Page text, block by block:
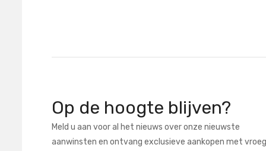
Op de hoogte blijven?
Meld u aan voor al het nieuws over onze nieuwste
aanwinsten en ontvang exclusieve aankopen met